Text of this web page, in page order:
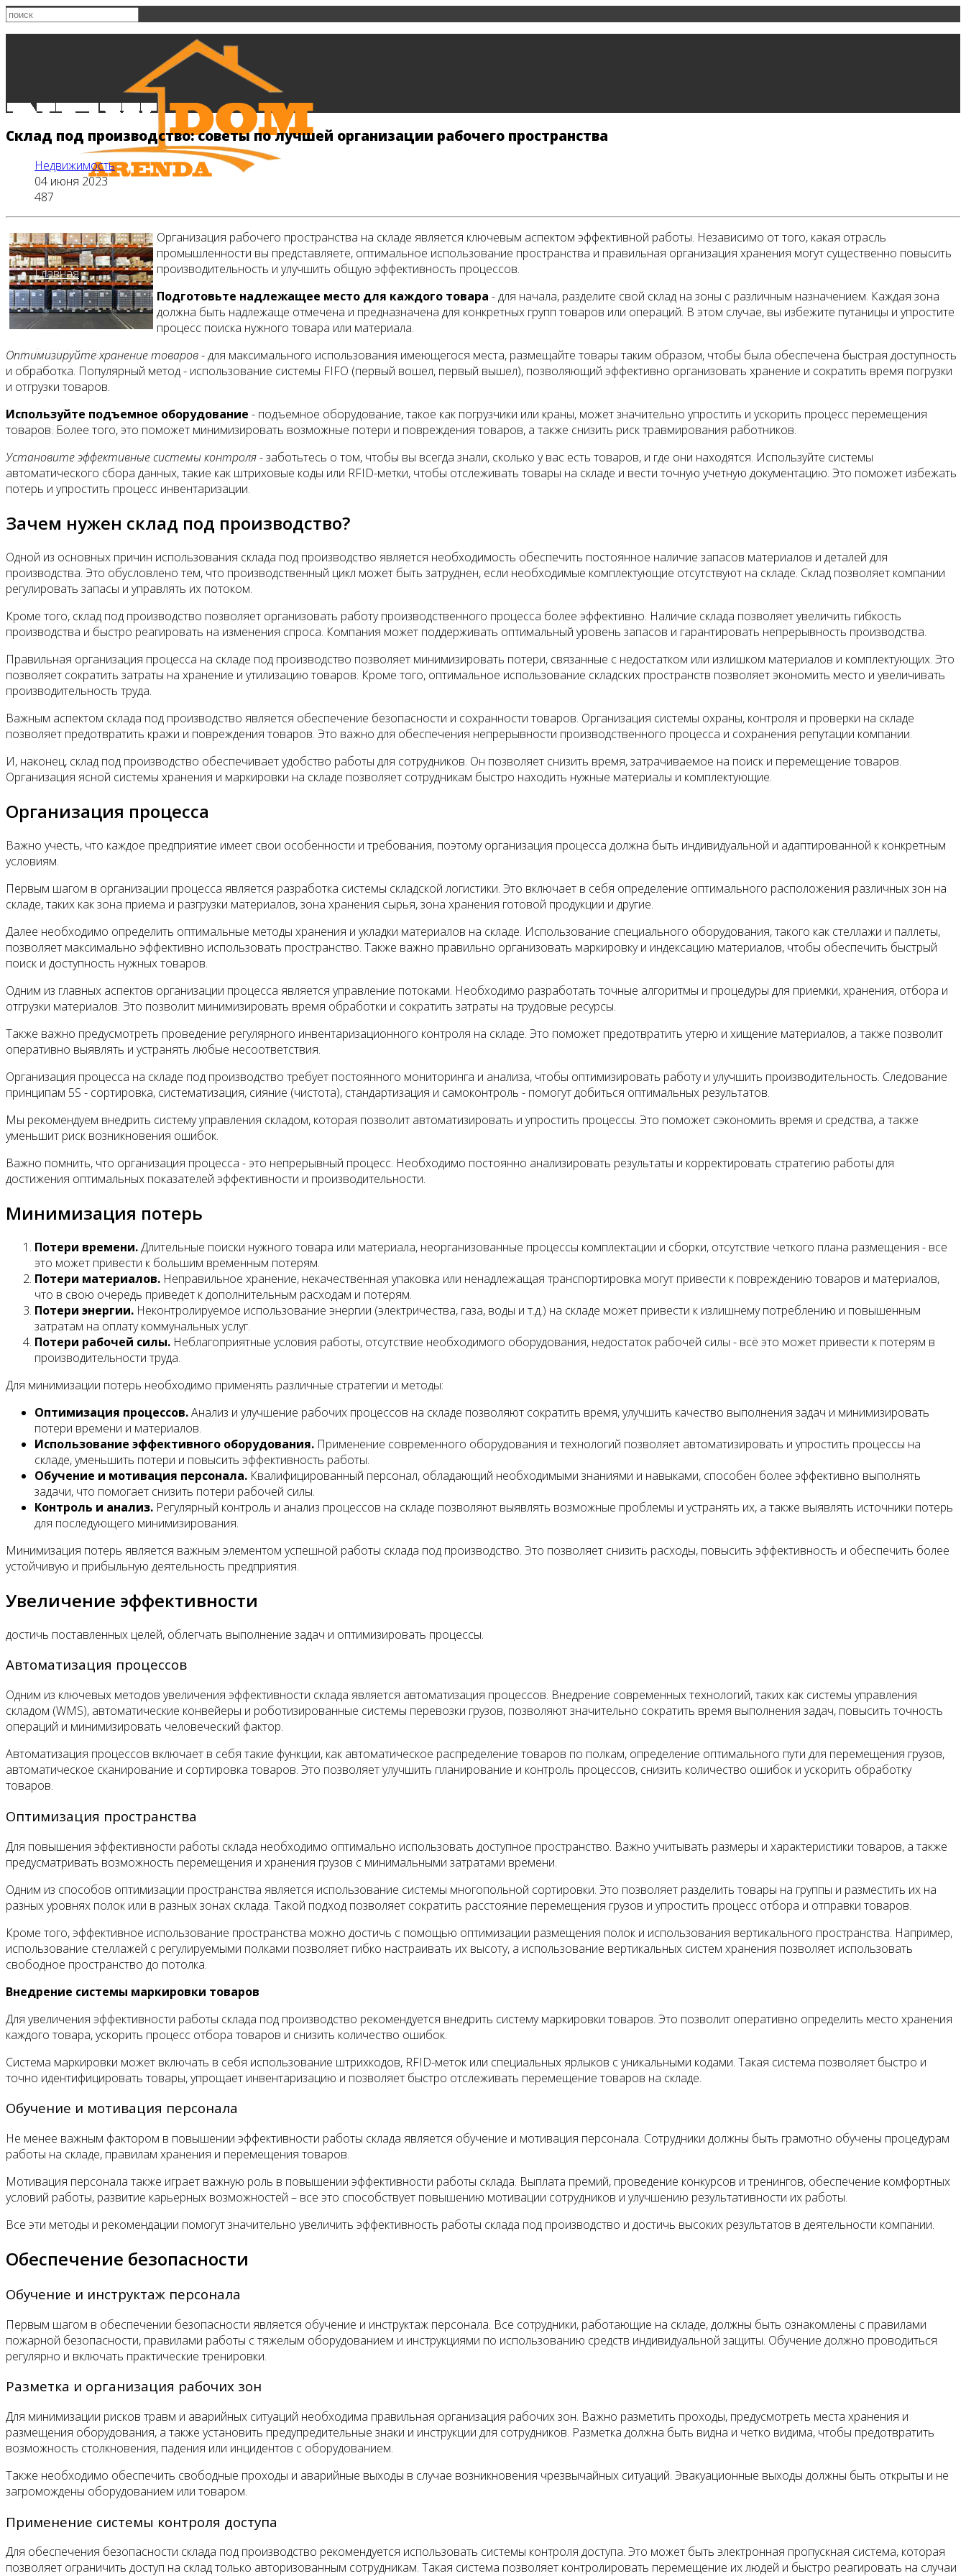
Главная
Все новости
Видео
Склад под производство: советы по лучшей организации рабочего пространства
Недвижимость
04 июня 2023
487
Организация рабочего пространства на складе является ключевым аспектом эффективной работы. Независимо от того, какая отрасль
промышленности вы представляете, оптимальное использование пространства и правильная организация хранения могут существенно повысить
производительность и улучшить общую эффективность процессов.
Подготовьте надлежащее место для каждого товара - для начала, разделите свой склад на зоны с различным назначением. Каждая зона
должна быть надлежаще отмечена и предназначена для конкретных групп товаров или операций. В этом случае, вы избежите путаницы и упростите
процесс поиска нужного товара или материала.
Оптимизируйте хранение товаров- для максимального использования имеющегося места, размещайте товары таким образом, чтобы была обеспечена быстрая доступность
и обработка. Популярный метод - использование системы FIFO (первый вошел, первый вышел), позволяющий эффективно организовать хранение и сократить время погрузки
и отгрузки товаров.
Используйте подъемное оборудование - подъемное оборудование, такое как погрузчики или краны, может значительно упростить и ускорить процесс перемещения
товаров. Более того, это поможет минимизировать возможные потери и повреждения товаров, а также снизить риск травмирования работников.
Установите эффективные системы контроля- заботьтесь о том, чтобы вы всегда знали, сколько у вас есть товаров, и где они находятся. Используйте системы
автоматического сбора данных, такие как штриховые коды или RFID-метки, чтобы отслеживать товары на складе и вести точную учетную документацию. Это поможет избежать
потерь и упростить процесс инвентаризации.
Зачем нужен склад под производство?
Одной из основных причин использования склада под производство является необходимость обеспечить постоянное наличие запасов материалов и деталей для
производства. Это обусловлено тем, что производственный цикл может быть затруднен, если необходимые комплектующие отсутствуют на складе. Склад позволяет компании
регулировать запасы и управлять их потоком.
Кроме того, склад под производство позволяет организовать работу производственного процесса более эффективно. Наличие склада позволяет увеличить гибкость
производства и быстро реагировать на изменения спроса. Компания может поддерживать оптимальный уровень запасов и гарантировать непрерывность производства.
Правильная организация процесса на складе под производство позволяет минимизировать потери, связанные с недостатком или излишком материалов и комплектующих. Это
позволяет сократить затраты на хранение и утилизацию товаров. Кроме того, оптимальное использование складских пространств позволяет экономить место и увеличивать
производительность труда.
Важным аспектом склада под производство является обеспечение безопасности и сохранности товаров. Организация системы охраны, контроля и проверки на складе
позволяет предотвратить кражи и повреждения товаров. Это важно для обеспечения непрерывности производственного процесса и сохранения репутации компании.
И, наконец, склад под производство обеспечивает удобство работы для сотрудников. Он позволяет снизить время, затрачиваемое на поиск и перемещение товаров.
Организация ясной системы хранения и маркировки на складе позволяет сотрудникам быстро находить нужные материалы и комплектующие.
Организация процесса
Важно учесть, что каждое предприятие имеет свои особенности и требования, поэтому организация процесса должна быть индивидуальной и адаптированной к конкретным
условиям.
Первым шагом в организации процесса является разработка системы складской логистики. Это включает в себя определение оптимального расположения различных зон на
складе, таких как зона приема и разгрузки материалов, зона хранения сырья, зона хранения готовой продукции и другие.
Далее необходимо определить оптимальные методы хранения и укладки материалов на складе. Использование специального оборудования, такого как стеллажи и паллеты,
позволяет максимально эффективно использовать пространство. Также важно правильно организовать маркировку и индексацию материалов, чтобы обеспечить быстрый
поиск и доступность нужных товаров.
Одним из главных аспектов организации процесса является управление потоками. Необходимо разработать точные алгоритмы и процедуры для приемки, хранения, отбора и
отгрузки материалов. Это позволит минимизировать время обработки и сократить затраты на трудовые ресурсы.
Также важно предусмотреть проведение регулярного инвентаризационного контроля на складе. Это поможет предотвратить утерю и хищение материалов, а также позволит
оперативно выявлять и устранять любые несоответствия.
Организация процесса на складе под производство требует постоянного мониторинга и анализа, чтобы оптимизировать работу и улучшить производительность. Следование
принципам 5S - сортировка, систематизация, сияние (чистота), стандартизация и самоконтроль - помогут добиться оптимальных результатов.
Мы рекомендуем внедрить систему управления складом, которая позволит автоматизировать и упростить процессы. Это поможет сэкономить время и средства, а также
уменьшит риск возникновения ошибок.
Важно помнить, что организация процесса - это непрерывный процесс. Необходимо постоянно анализировать результаты и корректировать стратегию работы для
достижения оптимальных показателей эффективности и производительности.
Минимизация потерь
Потери времени.Длительные поиски нужного товара или материала, неорганизованные процессы комплектации и сборки, отсутствие четкого плана размещения - все
это может привести к большим временным потерям.
Потери материалов. Неправильное хранение, некачественная упаковка или ненадлежащая транспортировка могут привести к повреждению товаров и материалов,
что в свою очередь приведет к дополнительным расходам и потерям.
Потери энергии. Неконтролируемое использование энергии (электричества, газа, воды и т.д.) на складе может привести к излишнему потреблению и повышенным
затратам на оплату коммунальных услуг.
Потери рабочей силы. Неблагоприятные условия работы, отсутствие необходимого оборудования, недостаток рабочей силы - всё это может привести к потерям в
производительности труда.
Для минимизации потерь необходимо применять различные стратегии и методы:
Оптимизация процессов.Анализ и улучшение рабочих процессов на складе позволяют сократить время, улучшить качество выполнения задач и минимизировать
потери времени и материалов.
Использование эффективного оборудования. Применение современного оборудования и технологий позволяет автоматизировать и упростить процессы на
складе, уменьшить потери и повысить эффективность работы.
Обучение и мотивация персонала. Квалифицированный персонал, обладающий необходимыми знаниями и навыками, способен более эффективно выполнять
задачи, что помогает снизить потери рабочей силы.
Контроль и анализ. Регулярный контроль и анализ процессов на складе позволяют выявлять возможные проблемы и устранять их, а также выявлять источники потерь
для последующего минимизирования.
Минимизация потерь является важным элементом успешной работы склада под производство. Это позволяет снизить расходы, повысить эффективность и обеспечить более
устойчивую и прибыльную деятельность предприятия.
Увеличение эффективности
достичь поставленных целей, облегчать выполнение задач и оптимизировать процессы.
Автоматизация процессов
Одним из ключевых методов увеличения эффективности склада является автоматизация процессов. Внедрение современных технологий, таких как системы управления
складом (WMS), автоматические конвейеры и роботизированные системы перевозки грузов, позволяют значительно сократить время выполнения задач, повысить точность
операций и минимизировать человеческий фактор.
Автоматизация процессов включает в себя такие функции, как автоматическое распределение товаров по полкам, определение оптимального пути для перемещения грузов,
автоматическое сканирование и сортировка товаров. Это позволяет улучшить планирование и контроль процессов, снизить количество ошибок и ускорить обработку
товаров.
Оптимизация пространства
Для повышения эффективности работы склада необходимо оптимально использовать доступное пространство. Важно учитывать размеры и характеристики товаров, а также
предусматривать возможность перемещения и хранения грузов с минимальными затратами времени.
Одним из способов оптимизации пространства является использование системы многопольной сортировки. Это позволяет разделить товары на группы и разместить их на
разных уровнях полок или в разных зонах склада. Такой подход позволяет сократить расстояние перемещения грузов и упростить процесс отбора и отправки товаров.
Кроме того, эффективное использование пространства можно достичь с помощью оптимизации размещения полок и использования вертикального пространства. Например,
использование стеллажей с регулируемыми полками позволяет гибко настраивать их высоту, а использование вертикальных систем хранения позволяет использовать
свободное пространство до потолка.
Внедрение системы маркировки товаров
Для увеличения эффективности работы склада под производство рекомендуется внедрить систему маркировки товаров. Это позволит оперативно определить место хранения
каждого товара, ускорить процесс отбора товаров и снизить количество ошибок.
Система маркировки может включать в себя использование штрихкодов, RFID-меток или специальных ярлыков с уникальными кодами. Такая система позволяет быстро и
точно идентифицировать товары, упрощает инвентаризацию и позволяет быстро отслеживать перемещение товаров на складе.
Обучение и мотивация персонала
Не менее важным фактором в повышении эффективности работы склада является обучение и мотивация персонала. Сотрудники должны быть грамотно обучены процедурам
работы на складе, правилам хранения и перемещения товаров.
Мотивация персонала также играет важную роль в повышении эффективности работы склада. Выплата премий, проведение конкурсов и тренингов, обеспечение комфортных
условий работы, развитие карьерных возможностей – все это способствует повышению мотивации сотрудников и улучшению результативности их работы.
Все эти методы и рекомендации помогут значительно увеличить эффективность работы склада под производство и достичь высоких результатов в деятельности компании.
Обеспечение безопасности
Обучение и инструктаж персонала
Первым шагом в обеспечении безопасности является обучение и инструктаж персонала. Все сотрудники, работающие на складе, должны быть ознакомлены с правилами
пожарной безопасности, правилами работы с тяжелым оборудованием и инструкциями по использованию средств индивидуальной защиты. Обучение должно проводиться
регулярно и включать практические тренировки.
Разметка и организация рабочих зон
Для минимизации рисков травм и аварийных ситуаций необходима правильная организация рабочих зон. Важно разметить проходы, предусмотреть места хранения и
размещения оборудования, а также установить предупредительные знаки и инструкции для сотрудников. Разметка должна быть видна и четко видима, чтобы предотвратить
возможность столкновения, падения или инцидентов с оборудованием.
Также необходимо обеспечить свободные проходы и аварийные выходы в случае возникновения чрезвычайных ситуаций. Эвакуационные выходы должны быть открыты и не
загромождены оборудованием или товаром.
Применение системы контроля доступа
Для обеспечения безопасности склада под производство рекомендуется использовать системы контроля доступа. Это может быть электронная пропускная система, которая
позволяет ограничить доступ на склад только авторизованным сотрудникам. Такая система позволяет контролировать перемещение их людей и быстро реагировать на случаи